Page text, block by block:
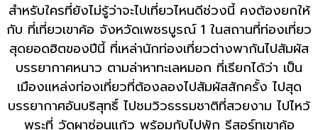
สำหรับใครที่ยังไม่รู้ว่าจะไปเที่ยวไหนดีช่วงนี้ คงต้องยกให้
กับ ที่เที่ยวเขาค้อ จังหวัดเพชรบูรณ์ 1 ในสถานที่ท่องเที่ยว
สุดยอดฮิตของปีนี้ ที่เหล่านักท่องเที่ยวต่างพากันไปสัมผัส
บรรยากาศหนาว ตามล่าหาทะเลหมอก ที่เรียกได้ว่า เป็น
เมืองแหล่งท่องเที่ยวที่ต้องลองไปสัมผัสสักครั้ง ไปสุด
บรรยากาศอันบริสุทธิ์ ไปชมวิวธรรมชาติที่สวยงาม ไปไหว้
พระที่ วัดผาซ่อนแก้ว พร้อมกับไปพัก รีสอร์ทเขาค้อ